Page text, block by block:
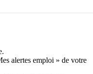
alertes emploi » de votre